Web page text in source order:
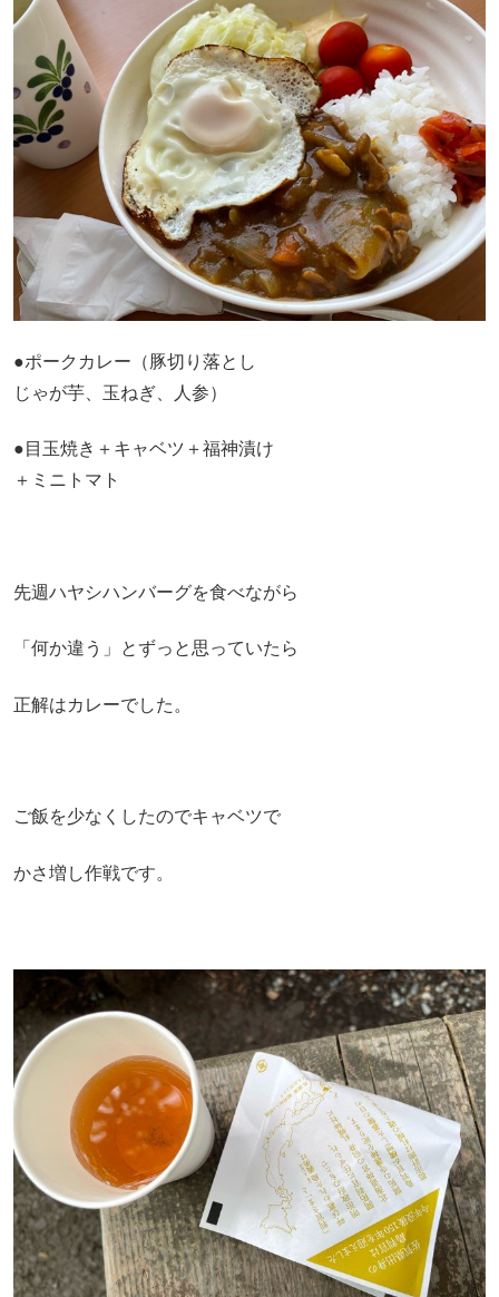
●ポークカレー（豚切り落とし
じゃが芋、玉ねぎ、人参）
●目玉焼き＋キャベツ＋福神漬け
＋ミニトマト
先週ハヤシハンバーグを食べながら
「何か違う」とずっと思っていたら
正解はカレーでした。
ご飯を少なくしたのでキャベツで
かさ増し作戦です。